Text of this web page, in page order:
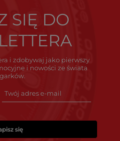
SIĘ DO
i zdobywaj jako pierwszy
i nowości ze świata
się